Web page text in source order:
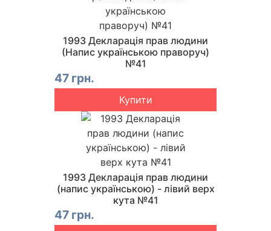
1993 Декларація прав людини
(Напис українською праворуч)
№41
47 грн.
Купити
1993 Декларація прав людини
(напис українською) - лівий верх
кута №41
47 грн.